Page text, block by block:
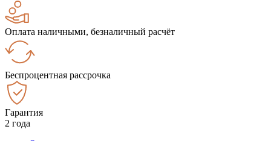
Оплата наличными, безналичный расчёт
Беспроцентная рассрочка
Гарантия
2 года